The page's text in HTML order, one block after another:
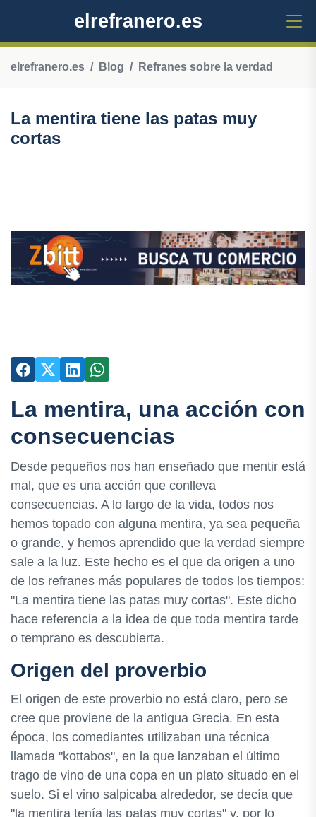
elrefranero.es
elrefranero.es Blog Refranes sobre la verdad
La mentira tiene las patas muy
cortas
La mentira, una acción con
consecuencias
Desde pequeños nos han enseñado que mentir está
mal, que es una acción que conlleva
consecuencias. A lo largo de la vida, todos nos
hemos topado con alguna mentira, ya sea pequeña
o grande, y hemos aprendido que la verdad siempre
sale a la luz. Este hecho es el que da origen a uno
de los refranes más populares de todos los tiempos:
"La mentira tiene las patas muy cortas". Este dicho
hace referencia a la idea de que toda mentira tarde
o temprano es descubierta.
Origen del proverbio
El origen de este proverbio no está claro, pero se
cree que proviene de la antigua Grecia. En esta
época, los comediantes utilizaban una técnica
llamada "kottabos", en la que lanzaban el último
trago de vino de una copa en un plato situado en el
suelo. Si el vino salpicaba alrededor, se decía que
"la mentira tenía las patas muy cortas" y, por lo